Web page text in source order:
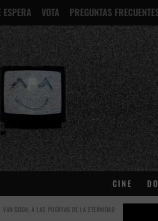
ESPERA VOTA PREGUNTAS
CINE
VAN GOGH, A LAS PUERTAS DE LA ETERNIDAD